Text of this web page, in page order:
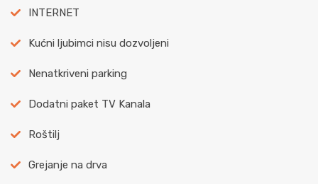
INTERNET
Kućni ljubimci nisu dozvoljeni
Nenatkriveni parking
Dodatni paket TV Kanala
Roštilj
Grejanje na drva